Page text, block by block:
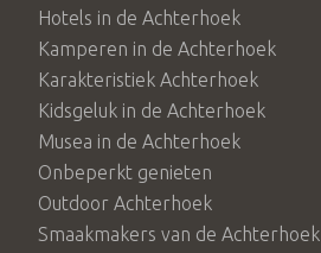
Hotels in de Achterhoek
Kamperen in de Achterhoek
Karakteristiek Achterhoek
Kidsgeluk in de Achterhoek
Musea in de Achterhoek
Onbeperkt genieten
Outdoor Achterhoek
Smaakmakers van de Achterhoek